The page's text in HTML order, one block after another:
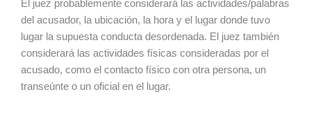
El juez probablemente considerará las actividades/palabras
del acusador, la ubicación, la hora y el lugar donde tuvo
lugar la supuesta conducta desordenada. El juez también
considerará las actividades físicas consideradas por el
acusado, como el contacto físico con otra persona, un
transeúnte o un oficial en el lugar.